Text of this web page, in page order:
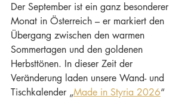
Der September ist ein ganz besonderer
Monat in Österreich – er markiert den
Übergang zwischen den warmen
Sommertagen und den goldenen
Herbsttönen. In dieser Zeit der
Veränderung laden unsere Wand- und
Tischkalender „Made in Styria 2026“